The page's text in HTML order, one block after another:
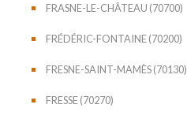
FRASNE-LE-CHÂTEAU (70700)
FRÉDÉRIC-FONTAINE (70200)
FRESNE-SAINT-MAMÈS (70130)
FRESSE (70270)